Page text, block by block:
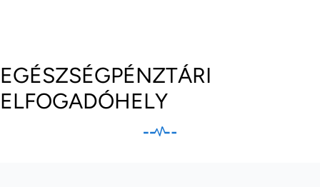
EGÉSZSÉGPÉNZTÁRI
ELFOGADÓHELY